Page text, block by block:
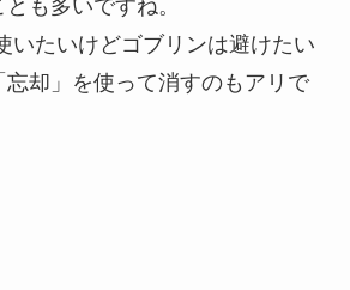
も多いですね。
いたいけどゴブリンは避けたい
忘却」を使って消すのもアリで